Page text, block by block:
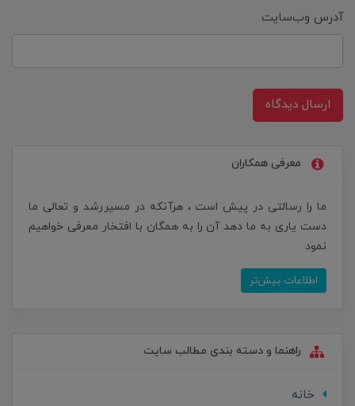
آدرس وب‌سایت
ارسال دیدگاه
معرفی همکاران
ما را رسالتی در پیش است ، هرآنکه در مسیررشد و تعالی ما
دست یاری به ما دهد آن را به همگان با افتخار معرفی خواهیم
نمود
اطلاعات بیش‌تر
راهنما و دسته بندی مطالب سایت
خانه